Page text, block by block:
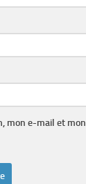
mon e-mail et